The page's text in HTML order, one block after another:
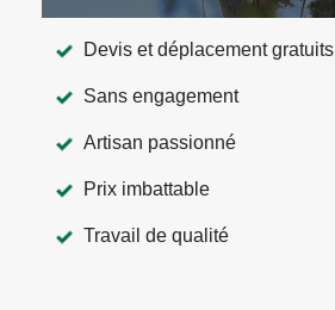
Devis et déplacement gratuits
Sans engagement
Artisan passionné
Prix imbattable
Travail de qualité